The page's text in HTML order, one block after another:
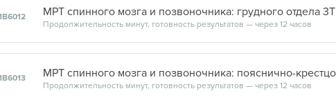
МРТ спинного мозга и позвоночника: грудного отдела 3Т
Продолжительность минут, готовность результатов — через 12 часов
Продолжительность минут, готовность результатов — через 12 часов